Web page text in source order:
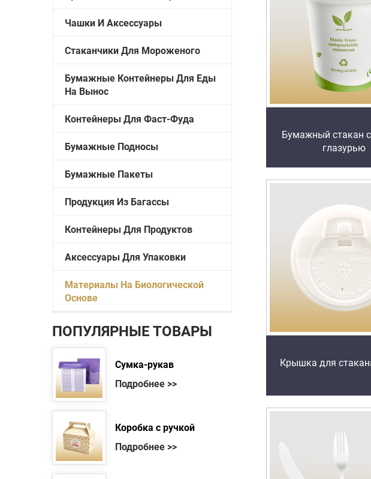
Чашки И Аксессуары
Стаканчики Для Мороженого
Бумажные Контейнеры Для Еды
На Вынос
Контейнеры Для Фаст-Фуда
Бумажные Подносы
Бумажные Пакеты
Продукция Из Багассы
Контейнеры Для Продуктов
Аксессуары Для Упаковки
Материалы На Биологической
Основе
ПОПУЛЯРНЫЕ ТОВАРЫ
Сумка-рукав
Подробнее >>
Коробка с ручкой
Подробнее >>
Бумажный стакан
глазурью
Крышка для